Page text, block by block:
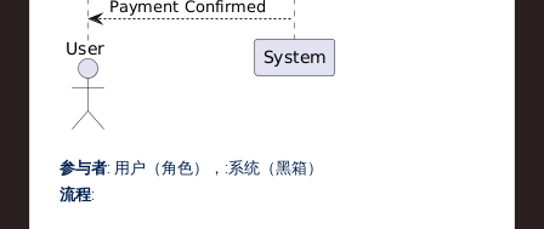
参与者: 用户 （角色）， :系统 （黑箱）
流程: